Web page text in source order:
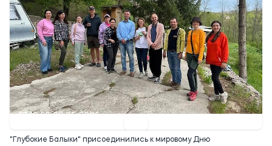
10:53 08.05.2025
"Глубокие Балыки" присоединились к мировому Дню